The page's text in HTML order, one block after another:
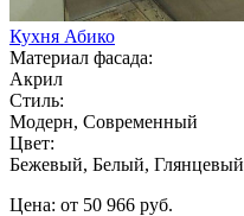
Кухня Абико
Материал фасада:
Акрил
Стиль:
Модерн, Современный
Цвет:
Бежевый, Белый, Глянцевый
Цена: от 50 966 руб.